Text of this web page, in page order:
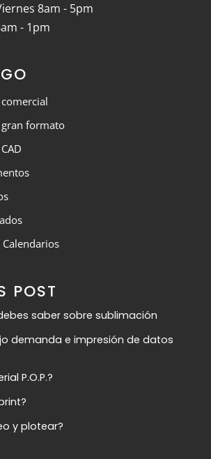
8am - 5pm
- 1pm
formato
POST
saber sobre sublimación
demanda e impresión de datos
P.O.P.?
y plotear?